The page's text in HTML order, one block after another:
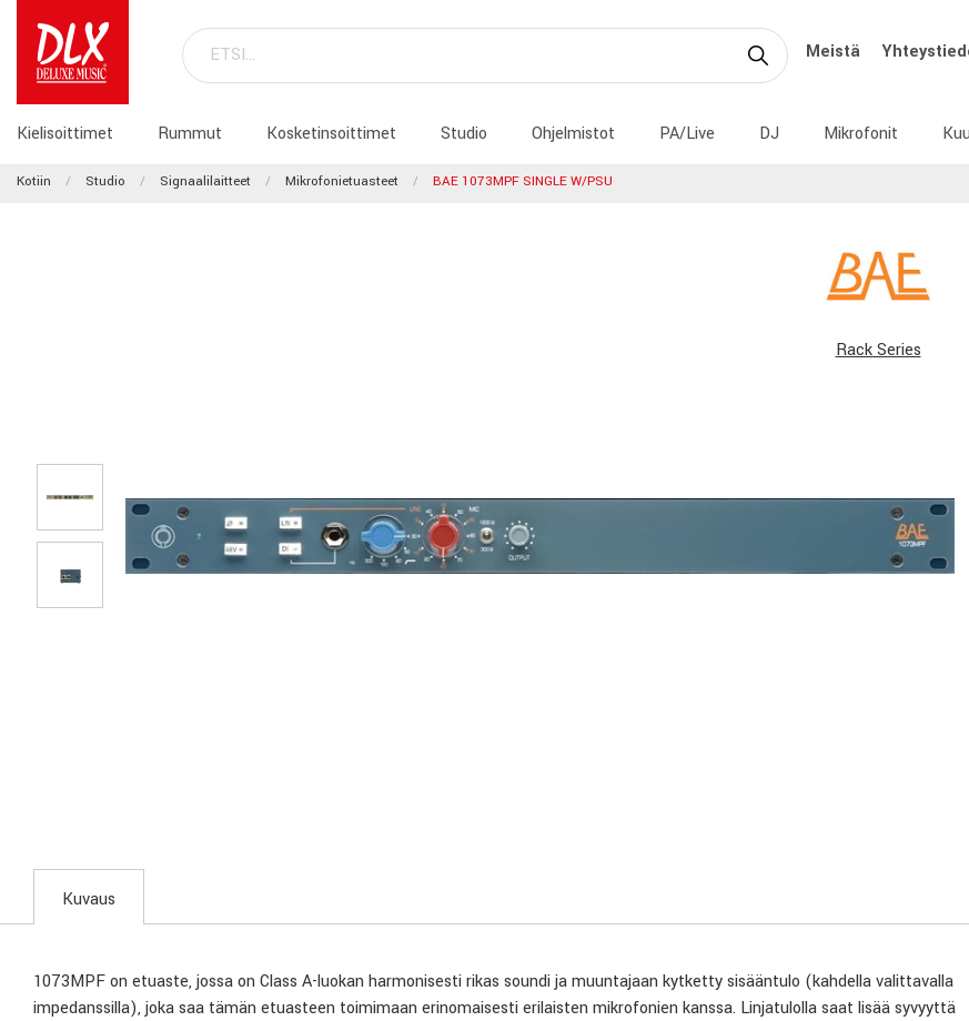
Meistä
Kielisoittimet Rummut Kosketinsoittimet Studio Ohjelmistot PA/Live DJ Mikrofonit
Kotiin Studio Signaalilaitteet Mikrofonietuasteet BAE 1073MPF SINGLE W/PSU
Rack Series
Kuvaus
1073MPF on etuaste, jossa on Class A-luokan harmonisesti rikas soundi ja muuntajaan kytketty sisääntulo (kahdella valittavalla
impedanssilla), joka saa tämän etuasteen toimimaan erinomaisesti erilaisten mikrofonien kanssa. Linjatulolla saat lisää syvyyttä